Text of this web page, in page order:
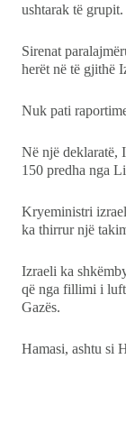
ushtarak të grupit.
Sirenat
herët në të gjithë
Nuk pati
Në një deklaratë,
150 predha nga
Kryeministri
ka thirrur një
Izraeli ka
që nga fillimi i
Gazës.
Hamasi, ashtu si